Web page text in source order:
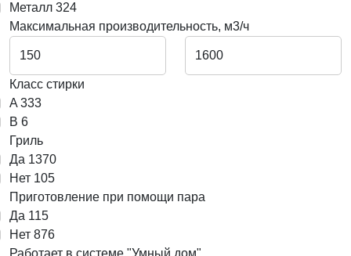
Металл 324
Максимальная производительность, м3/ч
Класс стирки
A 333
B 6
Гриль
Да 1370
Нет 105
Приготовление при помощи пара
Да 115
Нет 876
Работает в системе "Умный дом"